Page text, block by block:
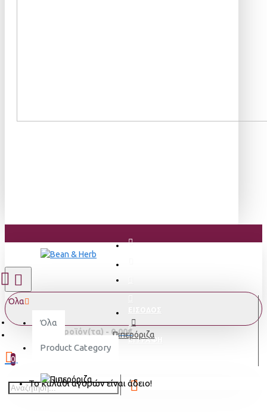
ΕΓΓΡΑΦΗ
Όλα
Όλα
Product Category
0 προϊόν(τα) - 0,00€
0
Το καλάθι αγορών είναι άδειο!
Πιπερόριζα